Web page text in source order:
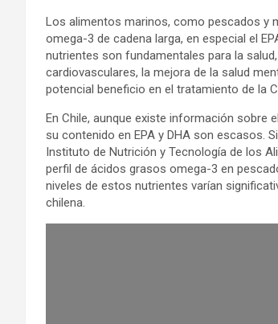
Los alimentos marinos, como pescados y
omega-3 de cadena larga, en especial el
nutrientes son fundamentales para la
cardiovasculares, la mejora de la salud
potencial beneficio en el tratamiento de la
En Chile, aunque existe información
su contenido en EPA y DHA son escasos.
Instituto de Nutrición y Tecnología de los
perfil de ácidos grasos omega-3 en
niveles de estos nutrientes varían
chilena.